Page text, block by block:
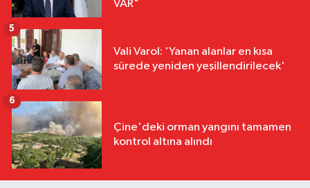
VAR"
Vali Varol: 'Yanan alanlar en kısa
sürede yeniden yeşillendirilecek'
5
Çine'deki orman yangını tamamen
kontrol altına alındı
6